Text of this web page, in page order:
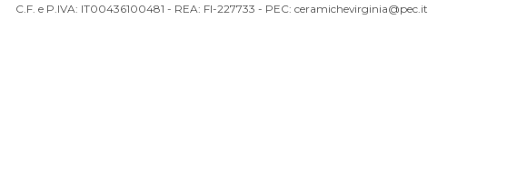
C.F. e P.IVA: IT00436100481 - REA: FI-227733 - PEC: ceramichevirginia@pec.it